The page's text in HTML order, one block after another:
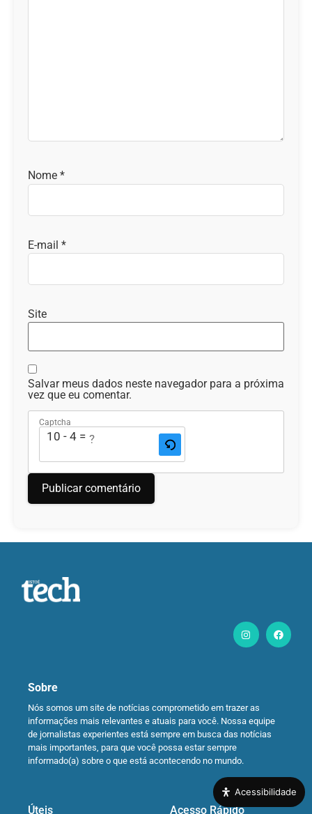
Nome *
E-mail *
Site
Salvar meus dados neste navegador para a próxima
vez que eu comentar.
Captcha
10 - 4 = ?
Sobre
Nós somos um site de notícias comprometido em trazer as
informações mais relevantes e atuais para você. Nossa equipe
de jornalistas experientes está sempre em busca das notícias
mais importantes, para que você possa estar sempre
informado(a) sobre o que está acontecendo no mundo.
Úteis Acesso Rápido
Acessibilidade